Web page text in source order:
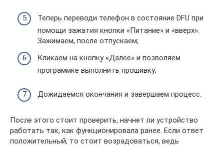
Теперь переводи телефон в состояние DFU при
помощи зажатия кнопки «Питание» и «вверх».
Зажимаем, после отпускаем;
Кликаем на кнопку «Далее» и позволяем
программке выполнить прошивку;
Дожидаемся окончания и завершаем процесс.
После этого стоит проверить, начнет ли устройство
работать так, как функционировала ранее. Если ответ
положительный, то стоит возрадоваться, ведь